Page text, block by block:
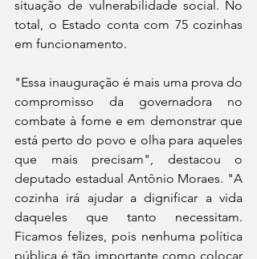
situação de vulnerabilidade social. No
total, o Estado conta com 75 cozinhas
em funcionamento.
"Essa inauguração é mais uma prova do
compromisso da governadora no
combate à fome e em demonstrar que
está perto do povo e olha para aqueles
que mais precisam", destacou o
deputado estadual Antônio Moraes. "A
cozinha irá ajudar a dignificar a vida
daqueles que tanto necessitam.
Ficamos felizes, pois nenhuma política
pública é tão importante como colocar